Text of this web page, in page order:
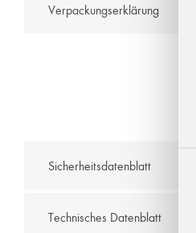
Verpackungserklärung
Sicherheitsdatenblatt
Technisches Datenblatt